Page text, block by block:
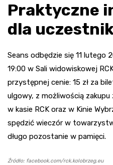
Praktyczne
dla
Seans odbędzie się 11 lutego
19:00 w Sali widowiskowej
przystępnej cenie: 15 zł za
ulgowy, z możliwością
w kasie RCK oraz w Kinie
spędzić wieczór w
długo pozostanie w pamięci.
Źródło: facebook.com/rck.kolobrzeg.eu